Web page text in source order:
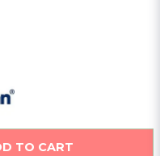
TO CART